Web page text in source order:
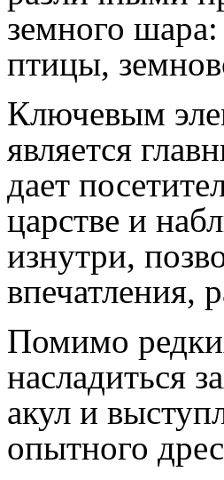
земного
птицы,
Ключевым
является
дает
царстве и
изнутри,
впечатления,
Помимо
насладиться
акул и
опытного